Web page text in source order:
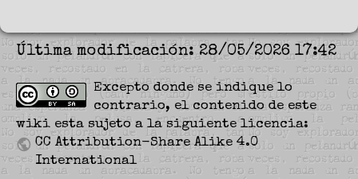
Última modificación: 28/05/2026 17:42
Excepto donde se indique lo
contrario, el contenido de este
wiki esta sujeto a la siguiente licencia:
CC Attribution-Share Alike 4.0
International